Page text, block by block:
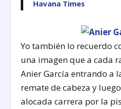
Havana Times
Yo también lo recuerdo
una imagen que a cada
Anier García entrando a
remate de cabeza y
alocada carrera por la